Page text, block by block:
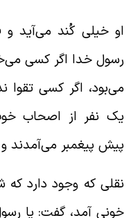
خیلی کُند می‌آید و
خدا اگر کسی
اگر کسی تقوا
نفر از اصحاب خوب
پیغمبر می‌آمدند و
که وجود دارد که
آمد، گفت: یا